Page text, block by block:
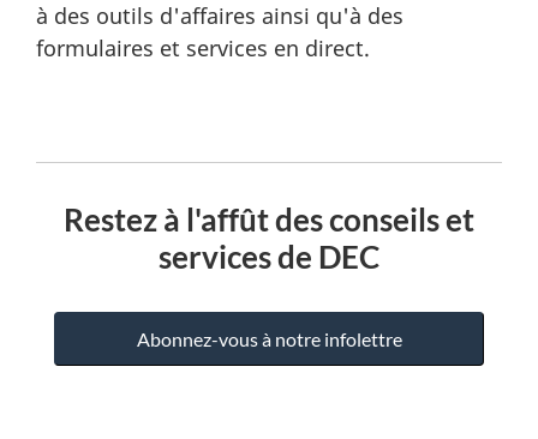
à des outils d'affaires ainsi qu'à des
formulaires et services en direct.
Restez à l'affût des conseils et
services de DEC
Abonnez-vous à notre infolettre